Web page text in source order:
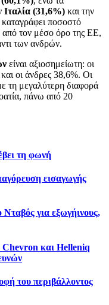
Ιταλία (31,6%) και την
καταγράφει ποσοστό
τον μέσο όρο της ΕΕ,
των ανδρών.
είναι αξιοσημείωτη: οι
οι άνδρες 38,6%. Οι
τη μεγαλύτερη διαφορά
πάνω από 20
τη φωνή
εισαγωγής
για εξωγήινους,
Chevron και Helleniq
του περιβάλλοντος